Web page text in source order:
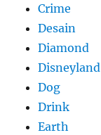
Crime
Desain
Diamond
Disneyland
Dog
Drink
Earth